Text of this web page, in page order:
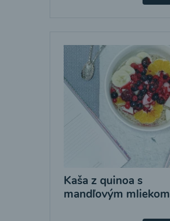
Kaša z quinoa s
mandľovým mliekom